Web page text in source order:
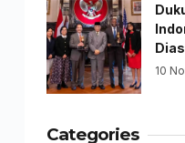
10
Categories